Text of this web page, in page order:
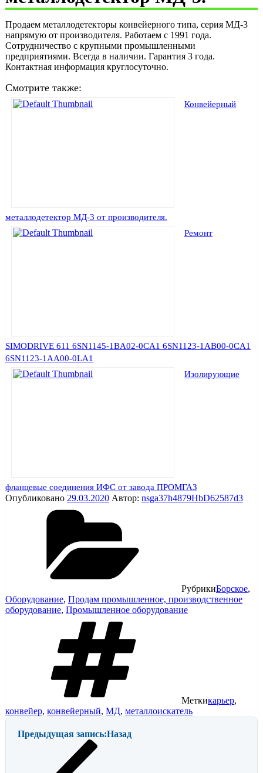
Продаем металлодетекторы конвейерного типа, серия МД-3
напрямую от производителя. Работаем с 1991 года.
Сотрудничество с крупными промышленными
предприятиями. Всегда в наличии. Гарантия 3 года.
Контактная информация круглосуточно.
Смотрите также:
Конвейерный
металлодетектор МД-3 от производителя.
Ремонт
SIMODRIVE 611 6SN1145-1BA02-0CA1 6SN1123-1AB00-0CA1
6SN1123-1AA00-0LA1
Изолирующие
фланцевые соединения ИФС от завода ПРОМГАЗ
Опубликовано 29.03.2020 Автор: nsga37h4879HbD62587d3
РубрикиБорское,
Оборудование, Продам промышленное, производственное
оборудование, Промышленное оборудование
Меткикарьер,
конвейер, конвейерный, МД, металлоискатель
Предыдущая запись:Назад